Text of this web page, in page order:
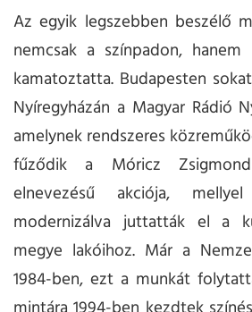
Az egyik legszebben beszélő
nemcsak a színpadon,
kamatoztatta. Budapesten
Nyíregyházán a Magyar Rádió
amelynek rendszeres
fűződik a Móricz Zsigmond
elnevezésű akciója,
modernizálva juttatták el a
megye lakóihoz. Már a
1984-ben, ezt a munkát